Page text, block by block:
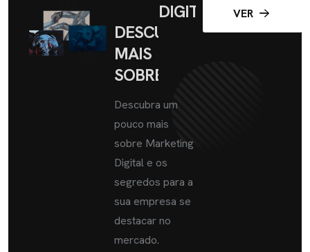
DESCUBRA
MAIS
SOBRE
DIGITAL
Descubra um
pouco mais
sobre Marketing
Digital e os
segredos para a
sua empresa se
destacar no
mercado.
VER